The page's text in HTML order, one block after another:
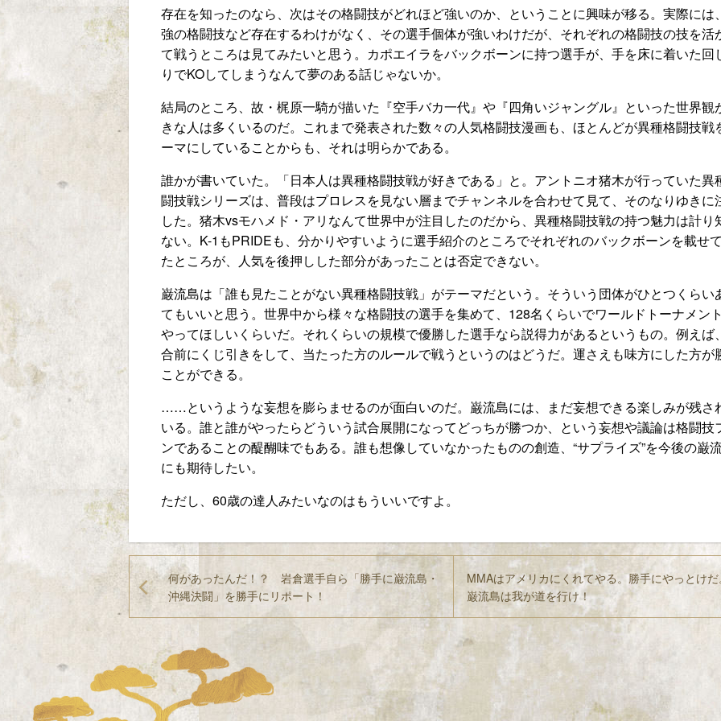
存在を知ったのなら、次はその格闘技がどれほど強いのか、ということに興味が移る。実際には
強の格闘技など存在するわけがなく、その選手個体が強いわけだが、それぞれの格闘技の技を活
て戦うところは見てみたいと思う。カポエイラをバックボーンに持つ選手が、手を床に着いた回
りでKOしてしまうなんて夢のある話じゃないか。
結局のところ、故・梶原一騎が描いた『空手バカ一代』や『四角いジャングル』といった世界観
きな人は多くいるのだ。これまで発表された数々の人気格闘技漫画も、ほとんどが異種格闘技戦
ーマにしていることからも、それは明らかである。
誰かが書いていた。「日本人は異種格闘技戦が好きである」と。アントニオ猪木が行っていた異
闘技戦シリーズは、普段はプロレスを見ない層までチャンネルを合わせて見て、そのなりゆきに
した。猪木vsモハメド・アリなんて世界中が注目したのだから、異種格闘技戦の持つ魅力は計り
ない。K-1もPRIDEも、分かりやすいように選手紹介のところでそれぞれのバックボーンを載せ
たところが、人気を後押しした部分があったことは否定できない。
巌流島は「誰も見たことがない異種格闘技戦」がテーマだという。そういう団体がひとつくらい
てもいいと思う。世界中から様々な格闘技の選手を集めて、128名くらいでワールドトーナメン
やってほしいくらいだ。それくらいの規模で優勝した選手なら説得力があるというもの。例えば
合前にくじ引きをして、当たった方のルールで戦うというのはどうだ。運さえも味方にした方が
ことができる。
……というような妄想を膨らませるのが面白いのだ。巌流島には、まだ妄想できる楽しみが残さ
いる。誰と誰がやったらどういう試合展開になってどっちが勝つか、という妄想や議論は格闘技
ンであることの醍醐味でもある。誰も想像していなかったものの創造、“サプライズ”を今後の巌
にも期待したい。
ただし、60歳の達人みたいなのはもういいですよ。
何があったんだ！？ 岩倉選手自ら「勝手に巌流島・
沖縄決闘」を勝手にリポート！
MMAはアメリカにくれてやる。勝手にやっとけ
巌流島は我が道を行け！